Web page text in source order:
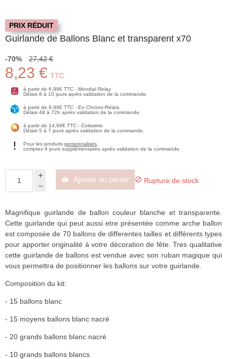
PRIX RÉDUIT
Guirlande de Ballons Blanc et transparent x70
-70% 27,42 €
8,23 € TTC
à partir de 6,99€ TTC - Mondial Relay
Délais 8 à 10 jours après validation de la commande.
à partir de 9,99€ TTC - En Chrono-Relais.
Délais 48 à 72h après validation de la commande.
à partir de 14,99€ TTC - Colissimo
Délais 5 à 7 jours après validation de la commande.
Pour les produits personnalisés
comptez 4 jours supplémentaires après validation de la commande.
 Ajouter au panier  Rupture de stock
Magnifique guirlande de ballon couleur blanche et transparente.
Cette guirlande qui peut aussi etre présentée comme arche ballon
est composée de 70 ballons de differentes tailles et différents types
pour apporter originalité à votre décoration de fête. Tres qualitative
cette guirlande de ballons est vendue avec son ruban magique qui
vous permettra de positionner les ballons sur votre guirlande.
Composition du kit:
- 15 ballons blanc
- 15 moyens ballons blanc nacré
- 20 grands ballons blanc nacré
- 10 grands ballons blancs